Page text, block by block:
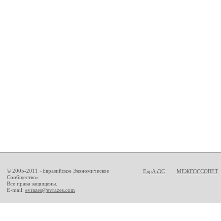
© 2005-2011 «Евразийское Экономическое
Сообщество»
Все права защищены.
E-mail: evrazes@evrazes.com
ЕврАзЭС МЕЖГОССОВЕТ